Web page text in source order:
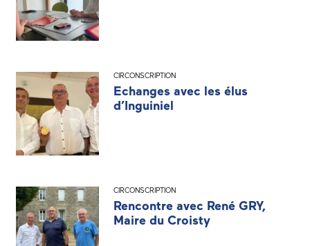
CIRCONSCRIPTION
Echanges avec les élus
d’Inguiniel
CIRCONSCRIPTION
Rencontre avec René GRY,
Maire du Croisty